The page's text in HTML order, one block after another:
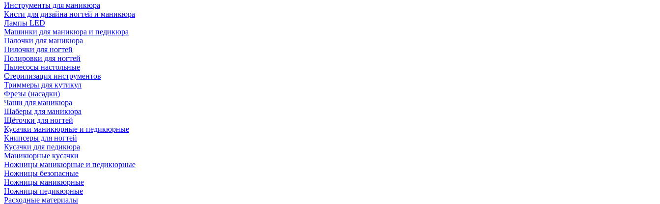
Инструменты для маникюра
Кисти для дизайна ногтей и маникюра
Лампы LED
Машинки для маникюра и педикюра
Палочки для маникюра
Пилочки для ногтей
Полировки для ногтей
Пылесосы настольные
Стерилизация инструментов
Триммеры для кутикул
Фрезы (насадки)
Чаши для маникюра
Шаберы для маникюра
Щёточки для ногтей
Кусачки маникюрные и педикюрные
Книпсеры для ногтей
Кусачки для педикюра
Маникюрные кусачки
Ножницы маникюрные и педикюрные
Ножницы безопасные
Ножницы маникюрные
Ножницы педикюрные
Расходные материалы